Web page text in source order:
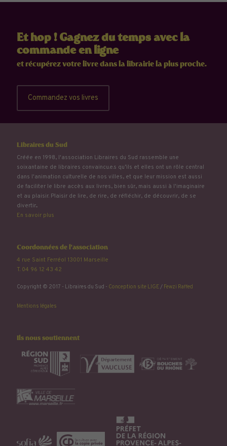
Et hop ! Gagnez du temps avec la
commande en ligne
et récupérez votre livre dans la librairie la plus proche.
Commandez vos livres
Libraires du Sud
Créée en 1998, l'association Libraires du Sud rassemble une
soixantaine de libraires convaincu.e.s qu’ils et elles ont un rôle central
dans l'animation culturelle de nos villes, et que leur mission est aussi
de faciliter le libre accès aux livres, bien sûr, mais aussi à l'imaginaire
et au plaisir. Plaisir de lire, de rire, de réfléchir, de découvrir, de se
divertir...
En savoir plus
Coordonnées de l'association
4 rue Saint Ferréol 13001 Marseille
T. 04 96 12 43 42
Copyright © 2017 - Libraires du Sud - Conception site LIGE/ Fewzi Raffed
Mentions légales
Ils nous soutiennent